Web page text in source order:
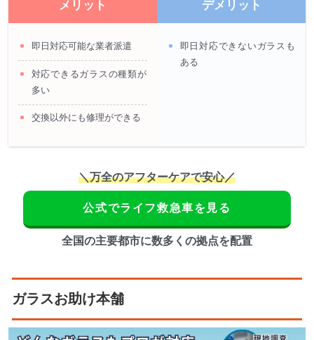
メリット
即日対応可能な業者派遣
対応できるガラスの種類が
多い
交換以外にも修理ができる
デメリット
即日対応できないガラスも
ある
＼万全のアフターケアで安心／
公式でライフ救急車を見る
全国の主要都市に数多くの拠点を配置
ガラスお助け本舗